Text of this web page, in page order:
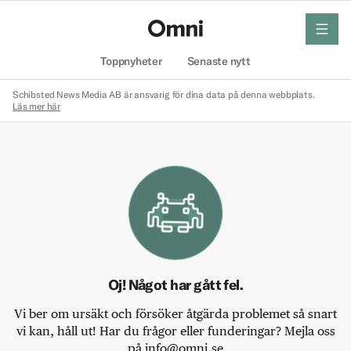
Toppnyheter Senaste nytt
meny
Schibsted News Media AB är ansvarig för dina data på denna webbplats.
Läs mer här
Oj! Något har gått fel.
Vi ber om ursäkt och försöker åtgärda problemet så snart
vi kan, håll ut! Har du frågor eller funderingar? Mejla oss